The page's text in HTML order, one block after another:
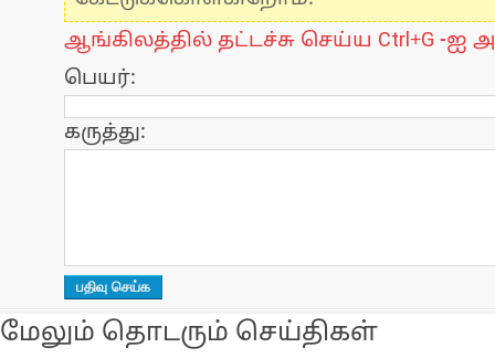
ஆங்கிலத்தில் தட்டச்சு செய்ய Ctrl+G -ஐ
பெயர்:
கருத்து:
மேலும் தொடரும் செய்திகள்